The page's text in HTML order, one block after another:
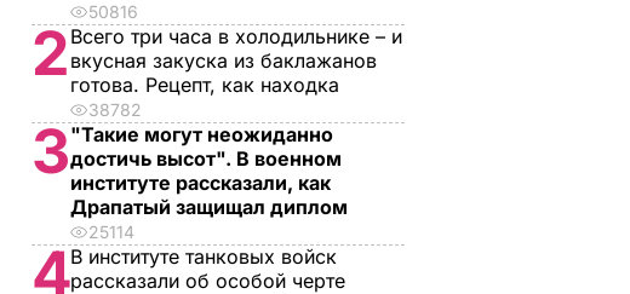
50816
2 Всего три часа в холодильнике – и
вкусная закуска из баклажанов
готова. Рецепт, как находка
38782
3"Такие могут неожиданно
достичь высот". В военном
институте рассказали, как
Драпатый защищал диплом
25114
4В институте танковых войск
рассказали об особой черте